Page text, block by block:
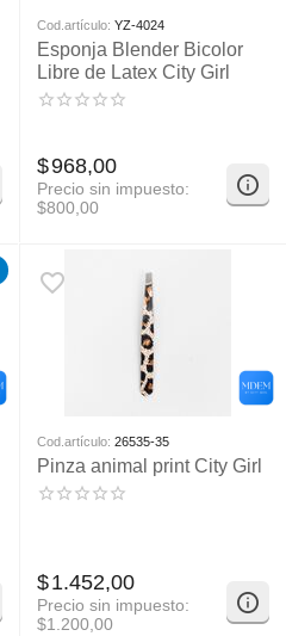
Cod.artículo: YZ-4024
Esponja Blender Bicolor
Libre de Latex City Girl
$968,00
Precio sin impuesto:
$800,00
Cod.artículo: 26535-35
Pinza animal print City Girl
$1.452,00
Precio sin impuesto:
$1.200,00